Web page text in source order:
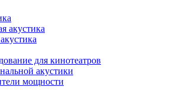
акустика
для кинотеатров
акустики
мощности